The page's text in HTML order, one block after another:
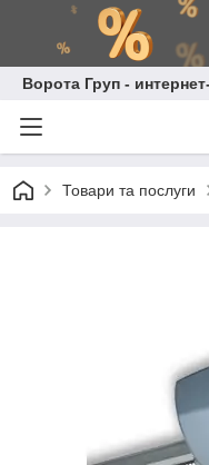
Ворота Груп -
Товари та послуги